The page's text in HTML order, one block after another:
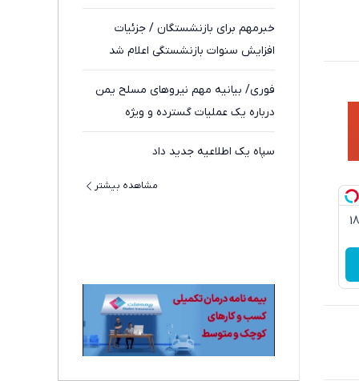
خانگی 180
خبرمهم برای بازنشستگان / جزئیات
افزایش سنوات بازنشستگی اعلام شد
فوری/ بیانیه مهم نیروهای مسلح یمن
درباره یک عملیات گسترده و ویژه
سپاه یک اطلاعیه جدید داد
مشاهده بیشتر